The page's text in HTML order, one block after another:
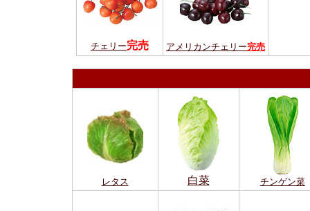
チェリー完売 アメリカンチェリー完売
レタス 白菜 チンゲン菜